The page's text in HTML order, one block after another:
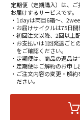
定期便（定期購入）は、
お届けするサービスです。
・1dayは両目6箱～、
・お届けサイクルは75日間
・初回注文以降、2回以上
・お支払いは1回発送ごと
をご確認ください。
・定期便は、商品の返品は
・定期便はご解約のお申し
・ご注文内容の変更・解約
ださい。